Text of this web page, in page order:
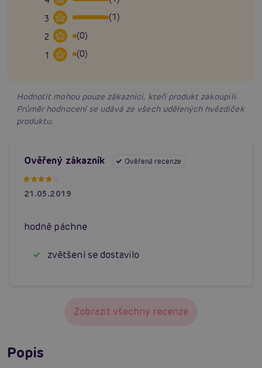
3
(1)
2
(0)
1
(0)
Hodnotit mohou pouze zákazníci, kteří produkt zakoupili.
Průměr hodnocení se udává ze všech udělených hvězdiček
produktu.
Ověřený zákazník Ověřená recenze
21.05.2019
hodně páchne
zvětšení se dostavilo
Zobrazit všechny recenze
Popis